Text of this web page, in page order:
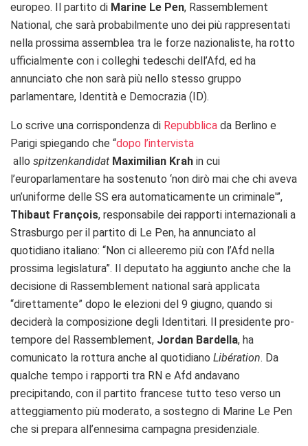
europeo. Il partito di Marine Le Pen, Rassemblement
National, che sarà probabilmente uno dei più rappresentati
nella prossima assemblea tra le forze nazionaliste, ha rotto
ufficialmente con i colleghi tedeschi dell’Afd, ed ha
annunciato che non sarà più nello stesso gruppo
parlamentare, Identità e Democrazia (ID).
Lo scrive una corrispondenza di Repubblica da Berlino e
Parigi spiegando che “dopo l’intervista
allo spitzenkandidat Maximilian Krah in cui
l’europarlamentare ha sostenuto ‘non dirò mai che chi aveva
un’uniforme delle SS era automaticamente un criminale'”,
Thibaut François, responsabile dei rapporti internazionali a
Strasburgo per il partito di Le Pen, ha annunciato al
quotidiano italiano: “Non ci alleeremo più con l’Afd nella
prossima legislatura”. Il deputato ha aggiunto anche che la
decisione di Rassemblement national sarà applicata
“direttamente” dopo le elezioni del 9 giugno, quando si
deciderà la composizione degli Identitari. Il presidente pro-
tempore del Rassemblement, Jordan Bardella, ha
comunicato la rottura anche al quotidiano Libération. Da
qualche tempo i rapporti tra RN e Afd andavano
precipitando, con il partito francese tutto teso verso un
atteggiamento più moderato, a sostegno di Marine Le Pen
che si prepara all’ennesima campagna presidenziale.